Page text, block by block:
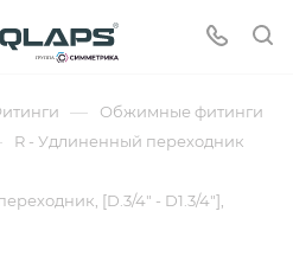
— Обжимные фитинги
R - Удлиненный переходник
[D.3/4" - D1.3/4"],